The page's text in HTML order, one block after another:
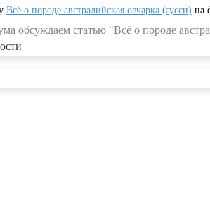
Всё о породе австралийская овчарка (аусси) на
обсуждаем статью "Всё о породе